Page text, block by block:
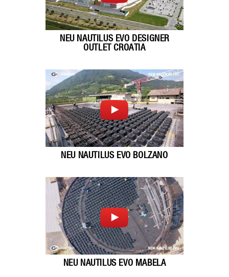
NEU NAUTILUS EVO DESIGNER
OUTLET CROATIA
NEU NAUTILUS EVO BOLZANO
NEU NAUTILUS EVO MABELA